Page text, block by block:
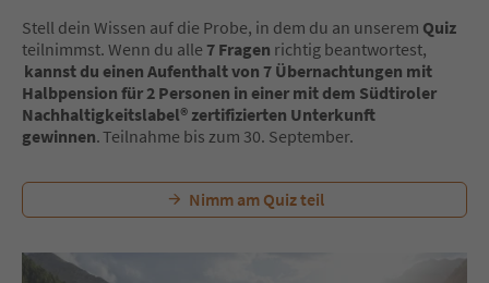
Stell dein Wissen auf die Probe, in dem du an unserem Quiz
teilnimmst. Wenn du alle 7 Fragen richtig beantwortest,
kannst du einen Aufenthalt von 7 Übernachtungen mit
Halbpension für 2 Personen in einer mit dem Südtiroler
Nachhaltigkeitslabel® zertifizierten Unterkunft
gewinnen. Teilnahme bis zum 30. September.
Nimm am Quiz teil